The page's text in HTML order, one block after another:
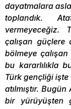
dayatmalara
toplandık.
vermeyeceğiz.
çalışan güçlere
bölmeye
bu kararlılıkla
Türk gençliği
atılmıştır.
bir yürüyüşten